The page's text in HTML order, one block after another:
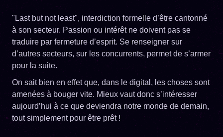
"Last but not least", interdiction formelle d’être cantonné
à son secteur. Passion ou intérêt ne doivent pas se
traduire par fermeture d’esprit. Se renseigner sur
d’autres secteurs, sur les concurrents, permet de s’armer
pour la suite.
On sait bien en effet que, dans le digital, les choses sont
amenées à bouger vite. Mieux vaut donc s’intéresser
aujourd’hui à ce que deviendra notre monde de demain,
tout simplement pour être prêt !